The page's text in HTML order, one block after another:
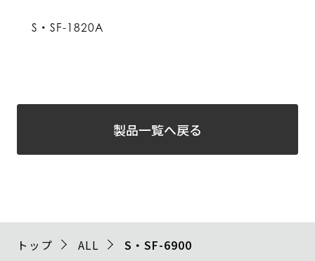
S・SF-1820A
製品一覧へ戻る
トップ ALL S・SF-6900